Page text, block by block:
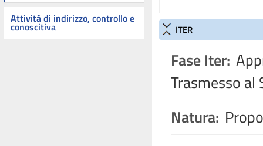
Attività di indirizzo, controllo e
conoscitiva ITER
Fase Iter:
Trasmesso al
Natura: